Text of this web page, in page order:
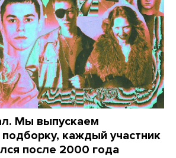
Мы выпускаем
каждый участник
после 2000 года